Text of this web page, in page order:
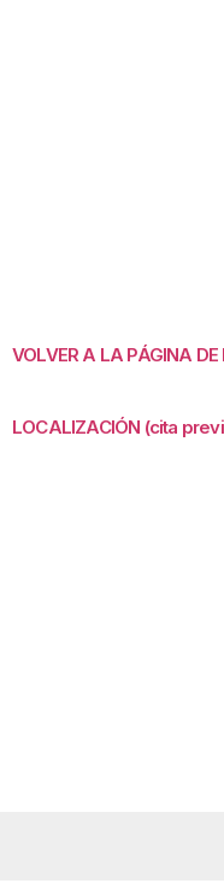
VOLVER A LA PÁGINA DE
LOCALIZACIÓN (cita